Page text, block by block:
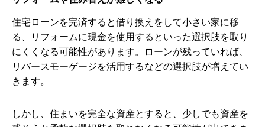
住宅ローンを完済すると借り換えをして小さい家に移
る、リフォームに現金を使用するといった選択肢を取り
にくくなる可能性があります。ローンが残っていれば、
リバースモーゲージを活用するなどの選択肢が増えてい
きます。
しかし、住まいを完全な資産とすると、少しでも資産を